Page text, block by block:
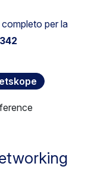
per la